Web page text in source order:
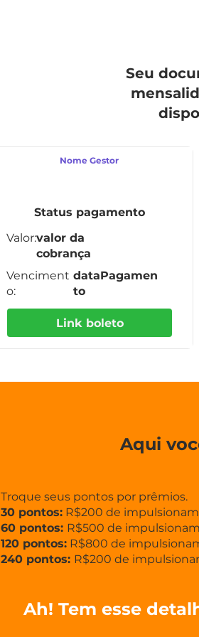
Seu
Nome Gestor
Status pagamento
valor da
cobrança
Valor:
Venciment
o:
dataPagamen
to
Link boleto
Aqui
Troque seus pontos por prêmios.
30 pontos: R$200 de
60 pontos: R$500 de
120 pontos: R$800 de
240 pontos: R$200 de
Ah! Tem esse